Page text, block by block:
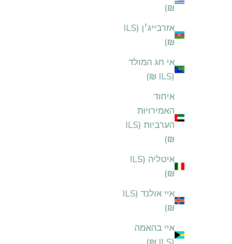
₪)
אזרבייג׳ן (ILS
₪)
אי חג המולד
(ILS ₪)
איחוד
האמירויות
הערביות (ILS
₪)
איטליה (ILS
₪)
איי אולנד (ILS
₪)
איי בהאמה